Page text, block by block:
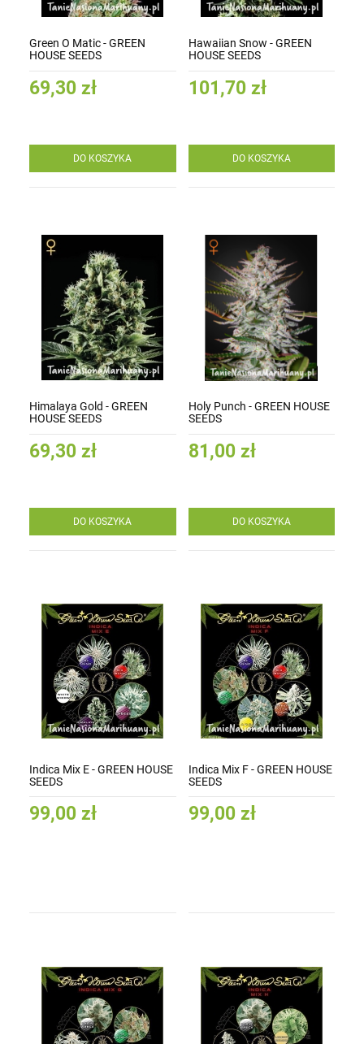
Green O Matic - GREEN
HOUSE SEEDS
69,30 zł
DO KOSZYKA
Hawaiian Snow - GREEN
HOUSE SEEDS
101,70 zł
DO KOSZYKA
Himalaya Gold - GREEN
HOUSE SEEDS
69,30 zł
DO KOSZYKA
Holy Punch - GREEN HOUSE
SEEDS
81,00 zł
DO KOSZYKA
Indica Mix E - GREEN HOUSE
SEEDS
99,00 zł
Indica Mix F - GREEN HOUSE
SEEDS
99,00 zł